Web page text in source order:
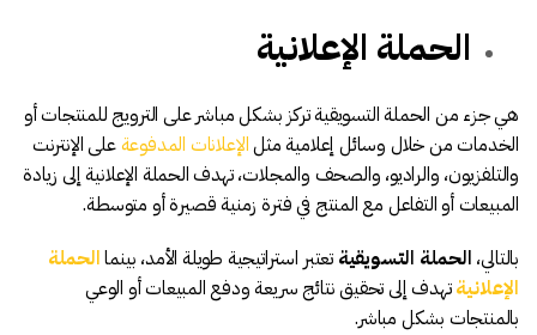
الحملة الإعلانية
هي جزء من الحملة التسويقية تركز بشكل مباشر على الترويج للمنتجات أو
الخدمات من خلال وسائل إعلامية مثلالإعلانات المدفوعة على الإنترنت
والتلفزيون، والراديو، والصحف والمجلات، تهدف الحملة الإعلانية إلى زيادة
المبيعات أو التفاعل مع المنتج في فترة زمنية قصيرة أو متوسطة.
بالتالي، الحملة التسويقية تعتبر استراتيجية طويلة الأمد، بينماالحملة
الإعلانيةتهدف إلى تحقيق نتائج سريعة ودفع المبيعات أو الوعي
بالمنتجات بشكل مباشر.